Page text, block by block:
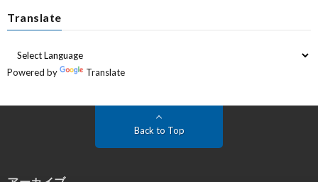
Translate
Powered by Translate
Back to Top